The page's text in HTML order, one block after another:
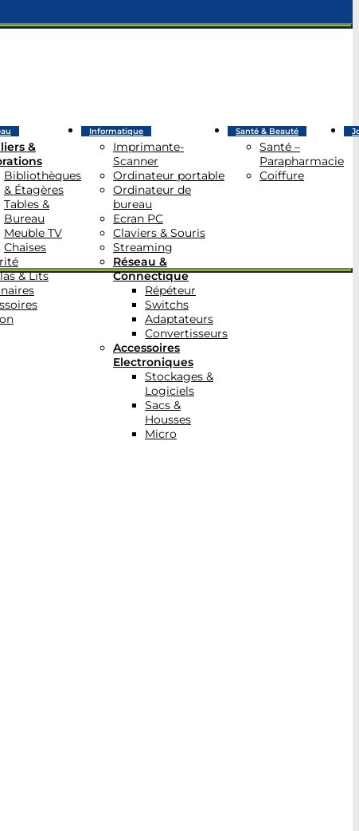
&
Bibliothèques
& Étagères
Tables &
Bureau
Meuble TV
Chaises
& Lits
Informatique
Imprimante-
Scanner
Ordinateur portable
Ordinateur de
bureau
Ecran PC
Claviers & Souris
Streaming
Réseau &
Connectique
Répéteur
Switchs
Adaptateurs
Convertisseurs
Accessoires
Electroniques
Stockages &
Logiciels
Sacs &
Housses
Micro
Santé & Beauté
Santé –
Parapharmacie
Coiffure